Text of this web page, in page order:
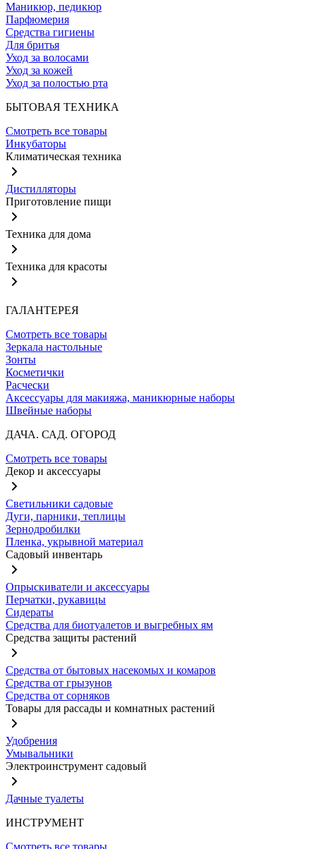
Маникюр, педикюр
Парфюмерия
Средства гигиены
Для бритья
Уход за волосами
Уход за кожей
Уход за полостью рта
БЫТОВАЯ ТЕХНИКА
Смотреть все товары
Инкубаторы
Климатическая техника
Дистилляторы
Приготовление пищи
Техника для дома
Техника для красоты
ГАЛАНТЕРЕЯ
Смотреть все товары
Зеркала настольные
Зонты
Косметички
Расчески
Аксессуары для макияжа, маникюрные наборы
Швейные наборы
ДАЧА. САД. ОГОРОД
Смотреть все товары
Декор и аксессуары
Светильники садовые
Дуги, парники, теплицы
Зернодробилки
Пленка, укрывной материал
Садовый инвентарь
Опрыскиватели и аксессуары
Перчатки, рукавицы
Сидераты
Средства для биотуалетов и выгребных ям
Средства защиты растений
Средства от бытовых насекомых и комаров
Средства от грызунов
Средства от сорняков
Товары для рассады и комнатных растений
Удобрения
Умывальники
Электроинструмент садовый
Дачные туалеты
ИНСТРУМЕНТ
Смотреть все товары